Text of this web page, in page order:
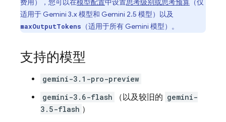
费用），您可以在模型配置中设置思考级别或思考预算 （仅
适用于 Gemini 3.x模型和 Gemini 2.5 模型）以及
maxOutputTokens （适用于所有 Gemini 模型）。
支持的模型
gemini-3.1-pro-preview
gemini-3.6-flash
（以及较旧的 gemini-
3.5-flash ）